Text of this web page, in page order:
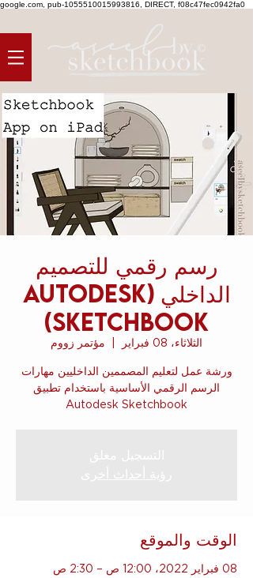
google.com, pub-1055510015993816, DIRECT, f08c47fec0942fa0
رسم رقمي للتصميم
الداخلي (Autodesk
Sketchbook)
الثلاثاء، 08 فبراير مؤتمر زووم
ورشة عمل لتعليم المصممين الداخليين مهارات
الرسم الرقمي الأساسية باستخدام تطبيق
Autodesk Sketchbook
الوقت والموقع
08 فبراير 2022، 12:00 ص – 2:30 ص